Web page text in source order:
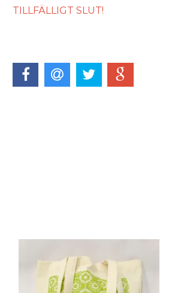
TILLFÄLLIGT SLUT!